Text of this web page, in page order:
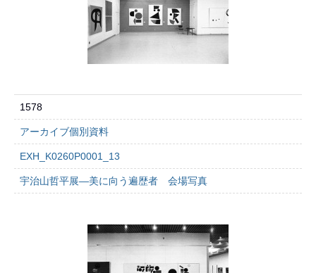
1578
アーカイブ個別資料
EXH_K0260P0001_13
宇治山哲平展―美に向う遍歴者 会場写真